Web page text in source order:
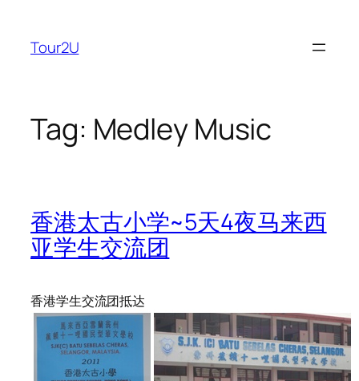
content
Tour2U
Tag: Medley Music
香港太古小学~5天4夜马来西
亚学生交流团
香港学生交流团抵达